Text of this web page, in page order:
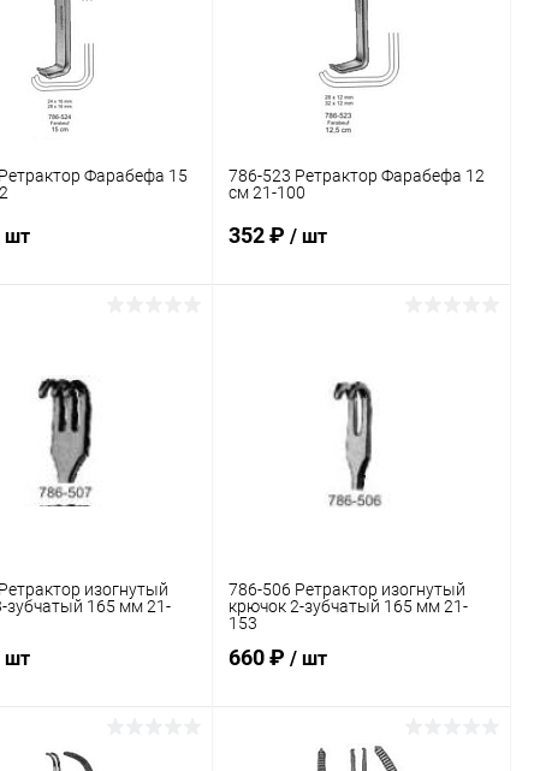
Фарабефа 15
шт
в 1 клик
786-523 Ретрактор Фарабефа 12
см 21-100
352 ₽/ шт
Купить в 1 клик
изогнутый
зубчатый 165 мм 21-
шт
В корзину
786-506 Ретрактор изогнутый
крючок 2-зубчатый 165 мм 21-
153
660 ₽/ шт
В корзину